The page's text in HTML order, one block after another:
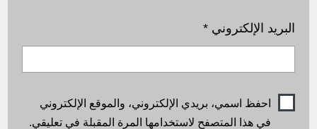
البريد الإلكتروني*
احفظ اسمي، بريدي الإلكتروني، والموقع الإلكتروني
في هذا المتصفح لاستخدامها المرة المقبلة في تعليقي.